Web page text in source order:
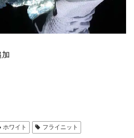
加
ホワイト
フライニット